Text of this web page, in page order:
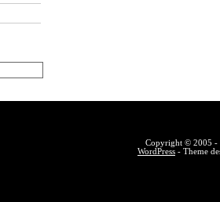
Copyright © 2005 -
WordPress - Theme